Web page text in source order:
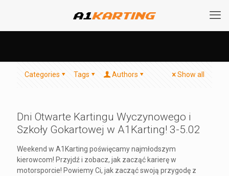
Categories Tags Authors Show all
Dni Otwarte Kartingu Wyczynowego i
Szkoły Gokartowej w A1Karting! 3-5.02
Weekend w A1Karting poświęcamy najmłodszym
kierowcom! Przyjdź i zobacz, jak zacząć karierę w
motorsporcie! Powiemy Ci, jak zacząć swoją przygodę z